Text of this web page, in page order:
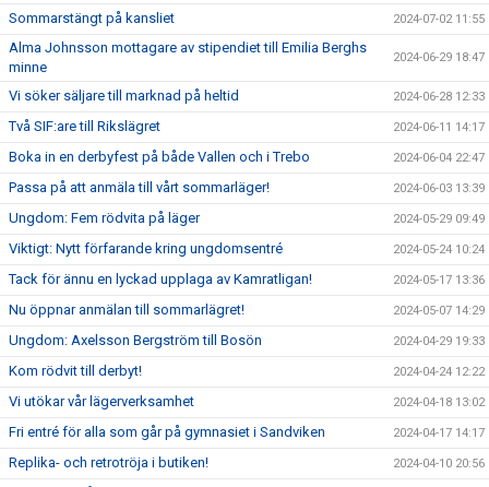
Sommarstängt på kansliet 2024-07-02 11:55
Alma Johnsson mottagare av stipendiet till Emilia Berghs
minne
2024-06-29 18:47
Vi söker säljare till marknad på heltid 2024-06-28 12:33
Två SIF:are till Rikslägret 2024-06-11 14:17
Boka in en derbyfest på både Vallen och i Trebo 2024-06-04 22:47
Passa på att anmäla till vårt sommarläger! 2024-06-03 13:39
Ungdom: Fem rödvita på läger 2024-05-29 09:49
Viktigt: Nytt förfarande kring ungdomsentré 2024-05-24 10:24
Tack för ännu en lyckad upplaga av Kamratligan! 2024-05-17 13:36
Nu öppnar anmälan till sommarlägret! 2024-05-07 14:29
Ungdom: Axelsson Bergström till Bosön 2024-04-29 19:33
Kom rödvit till derbyt! 2024-04-24 12:22
Vi utökar vår lägerverksamhet 2024-04-18 13:02
Fri entré för alla som går på gymnasiet i Sandviken 2024-04-17 14:17
Replika- och retrotröja i butiken! 2024-04-10 20:56